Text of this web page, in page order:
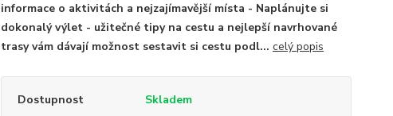
informace o aktivitách a nejzajímavější místa - Naplánujte si
dokonalý výlet - užitečné tipy na cestu a nejlepší navrhované
trasy vám dávají možnost sestavit si cestu podl... celý popis
Dostupnost Skladem